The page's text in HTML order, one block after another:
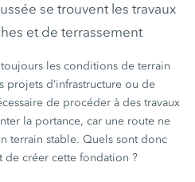
se trouvent les travaux
et de terrassement
les conditions de terrain
projets d’infrastructure ou de
de procéder à des travaux
la portance, car une route ne
terrain stable. Quels sont donc
de créer cette fondation ?